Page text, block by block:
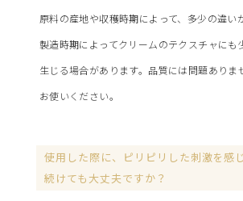
原料の産地や収穫時期によって、多少の違い
製造時期によってクリームのテクスチャにも
生じる場合があります。品質には問題ありま
お使いください。
使用した際に、ピリピリした刺激を感
続けても大丈夫ですか？